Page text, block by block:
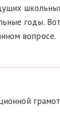
годы.
вопросе.